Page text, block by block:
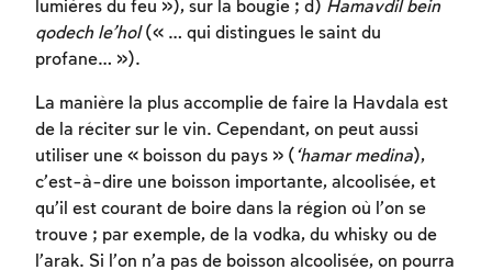
lumières du feu »), sur la bougie ; d) Hamavdil bein
qodech le’hol(« … qui distingues le saint du
profane… »).
La manière la plus accomplie de faire la Havdala est
de la réciter sur le vin. Cependant, on peut aussi
utiliser une « boisson du pays » ( ‘hamar medina),
c’est-à-dire une boisson importante, alcoolisée, et
qu’il est courant de boire dans la région où l’on se
trouve ; par exemple, de la vodka, du whisky ou de
l’arak. Si l’on n’a pas de boisson alcoolisée, on pourra